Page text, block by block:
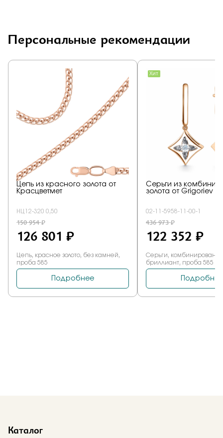
Персональные рекомендации
Каталог